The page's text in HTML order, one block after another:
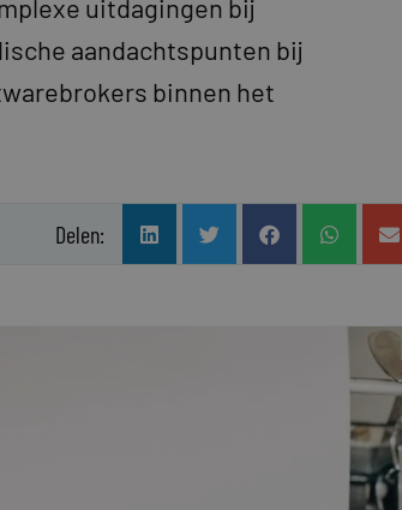
uitdagingen bij
aandachtspunten bij
binnen het
Delen: